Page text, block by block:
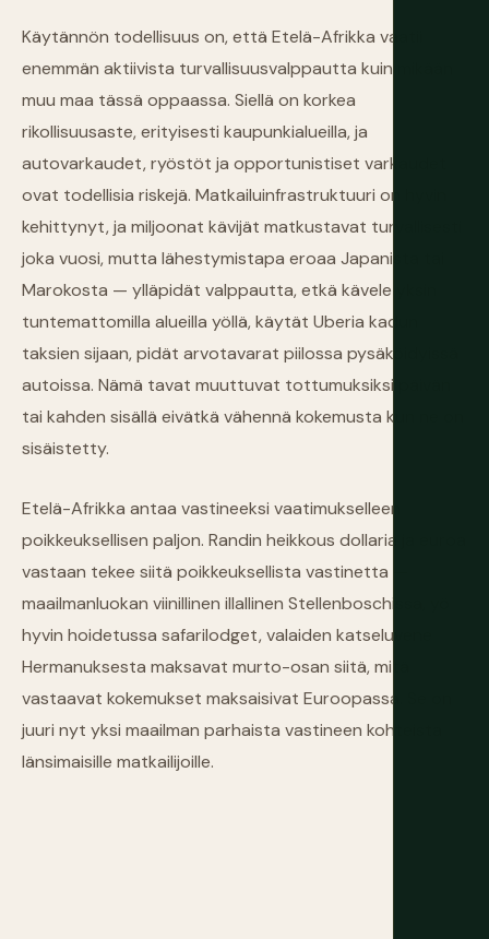
Käytännön todellisuus on, että Etelä-Afrikka vaatii
enemmän aktiivista turvallisuusvalppautta kuin mikään
muu maa tässä oppaassa. Siellä on korkea
rikollisuusaste, erityisesti kaupunkialueilla, ja
autovarkaudet, ryöstöt ja opportunistiset varkaudet
ovat todellisia riskejä. Matkailuinfrastruktuuri on hyvin
kehittynyt, ja miljoonat kävijät matkustavat turvallisesti
joka vuosi, mutta lähestymistapa eroaa Japanista tai
Marokosta — ylläpidät valppautta, etkä kävele yksin
tuntemattomilla alueilla yöllä, käytät Uberia kadun
taksien sijaan, pidät arvotavarat piilossa pysäköidyissä
autoissa. Nämä tavat muuttuvat tottumuksiksi päivän
tai kahden sisällä eivätkä vähennä kokemusta kun ne on
sisäistetty.
Etelä-Afrikka antaa vastineeksi vaatimukselleen
poikkeuksellisen paljon. Randin heikkous dollaria ja euroa
vastaan tekee siitä poikkeuksellista vastinetta —
maailmanluokan viinillinen illallinen Stellenboschissa, yö
hyvin hoidetussa safarilodget, valaiden katseluvene
Hermanuksesta maksavat murto-osan siitä, mitä
vastaavat kokemukset maksaisivat Euroopassa. Se on
juuri nyt yksi maailman parhaista vastineen kohteista
länsimaisille matkailijoille.